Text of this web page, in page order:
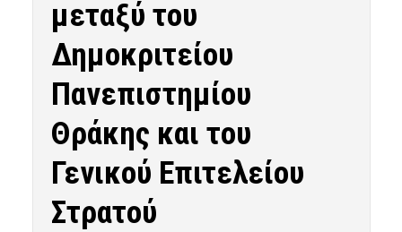
μεταξύ του
Δημοκριτείου
Πανεπιστημίου
Θράκης και του
Γενικού Επιτελείου
Στρατού